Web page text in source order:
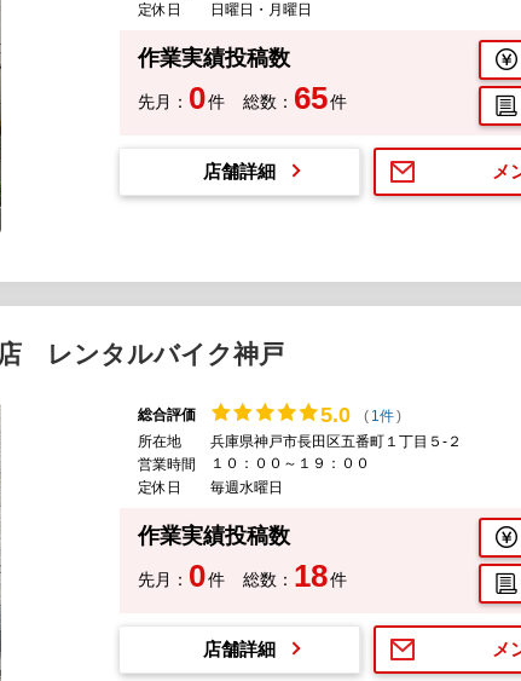
定休日
日曜日・月曜日
作業実績投稿数
先月： 0件 総数： 65件
メ
店舗詳細
レンタルバイク神戸
総合評価 5.0 ( 1件)
所在地
兵庫県神戸市長田区五番町１丁目５-２
営業時間
１０：００～１９：００
定休日
毎週水曜日
作業実績投稿数
先月： 0件 総数： 18件
メ
店舗詳細